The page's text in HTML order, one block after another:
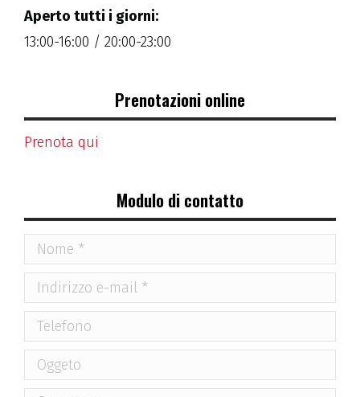
Aperto tutti i giorni:
13:00-16:00 / 20:00-23:00
Prenotazioni online
Prenota qui
Modulo di contatto